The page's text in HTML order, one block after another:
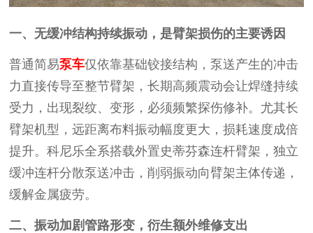
一、无缓冲结构持续振动，是臂架损伤的主要诱因
普通简易泵车仅依靠基础铰接结构，泵送产生的冲击
力直接传导至整节臂架，长期高频震动会让焊缝持续
受力，出现裂纹、变形，必须频繁探伤修补。尤其长
臂架机型，远距离布料振动幅度更大，损耗速度成倍
提升。科尼乐全系搭载外置史蒂芬森连杆臂架，独立
缓冲连杆分散泵送冲击，削弱振动向臂架主体传递，
缓解金属疲劳。
二、振动加剧管路形变，衍生额外维修支出